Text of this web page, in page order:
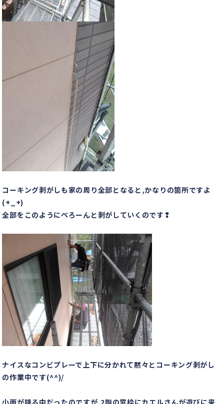
コーキング剥がしも家の周り全部となると,かなりの箇所ですよ
(+_+)
全部をこのようにぺろーんと剥がしていくのです❢
ナイスなコンビプレーで上下に分かれて黙々とコーキング剥がし
の作業中です(^^)/
小雨が降る中だったのですが,2階の窓枠にカエルさんが遊びに来